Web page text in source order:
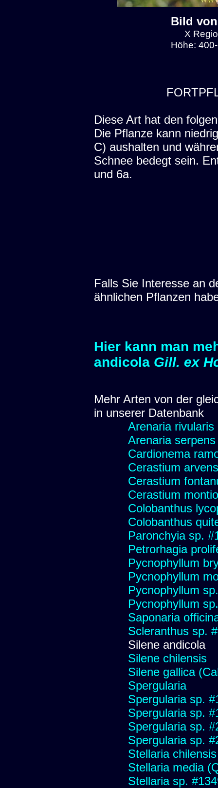
Bild
X
Höhe:
Diese Art hat den
Die Pflanze kann
C) aushalten und
Schnee bedegt sein.
und 6a.
Falls Sie Interesse an
ähnlichen Pflanzen
Hier kann man
andicola Gill. ex
Mehr Arten von der
in unserer Datenbank
Arenaria rivularis
Arenaria serpens
Cardionema
Cerastium
Cerastium
Cerastium
Colobanthus
Colobanthus
Paronchyia sp.
Petrorhagia
Pycnophyllum
Pycnophyllum
Pycnophyllum
Pycnophyllum
Saponaria
Scleranthus sp.
Silene andicola
Silene chilensis
Silene gallica
Spergularia
Spergularia sp.
Spergularia sp.
Spergularia sp.
Spergularia sp.
Stellaria
Stellaria media
Stellaria sp.